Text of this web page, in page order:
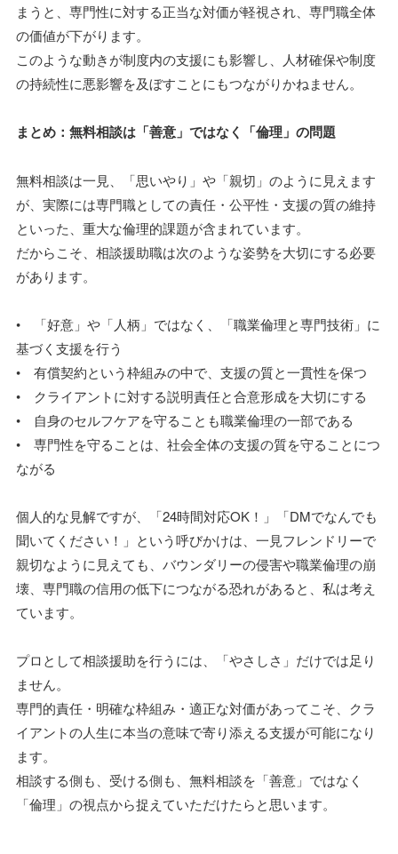
まうと、専門性に対する正当な対価が軽視され、専門職全体
の価値が下がります。
このような動きが制度内の支援にも影響し、人材確保や制度
の持続性に悪影響を及ぼすことにもつながりかねません。
まとめ：無料相談は「善意」ではなく「倫理」の問題
無料相談は一見、「思いやり」や「親切」のように見えます
が、実際には専門職としての責任・公平性・支援の質の維持
といった、重大な倫理的課題が含まれています。
だからこそ、相談援助職は次のような姿勢を大切にする必要
があります。
• 「好意」や「人柄」ではなく、「職業倫理と専門技術」に
基づく支援を行う
• 有償契約という枠組みの中で、支援の質と一貫性を保つ
• クライアントに対する説明責任と合意形成を大切にする
• 自身のセルフケアを守ることも職業倫理の一部である
• 専門性を守ることは、社会全体の支援の質を守ることにつ
ながる
個人的な見解ですが、「24時間対応OK！」「DMでなんでも
聞いてください！」という呼びかけは、一見フレンドリーで
親切なように見えても、バウンダリーの侵害や職業倫理の崩
壊、専門職の信用の低下につながる恐れがあると、私は考え
ています。
プロとして相談援助を行うには、「やさしさ」だけでは足り
ません。
専門的責任・明確な枠組み・適正な対価があってこそ、クラ
イアントの人生に本当の意味で寄り添える支援が可能になり
ます。
相談する側も、受ける側も、無料相談を「善意」ではなく
「倫理」の視点から捉えていただけたらと思います。